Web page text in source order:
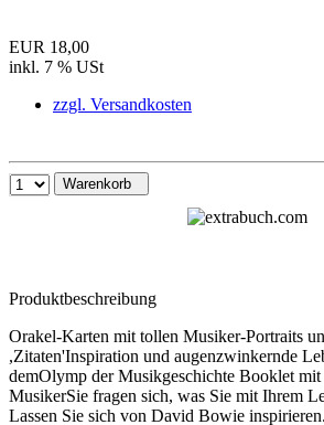
EUR 18,00
inkl. 7 % USt
zzgl. Versandkosten
Warenkorb
Produktbeschreibung
Orakel-Karten mit tollen Musiker-Portraits
,Zitaten'Inspiration und augenzwinkernde
demOlymp der Musikgeschichte Booklet
MusikerSie fragen sich, was Sie mit Ihrem
Lassen Sie sich von David Bowie